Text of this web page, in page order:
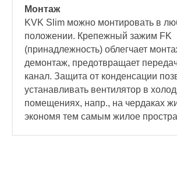
Монтаж
KVK Slim можно монтировать в
положении. Крепежный зажим FK
(принадлежность) облегчает
демонтаж, предотвращает
канал. Защита от конденсации
устанавливать вентилятор в
помещениях, напр., на чердаках
экономя тем самым жилое